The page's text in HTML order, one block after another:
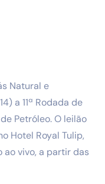
Natural e
a 11ª Rodada de
Petróleo. O leilão
Hotel Royal Tulip,
ao vivo, a partir das